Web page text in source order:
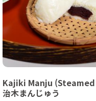
Kajiki Manju
治木まんじゅう